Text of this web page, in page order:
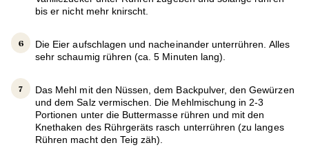
bis er nicht mehr knirscht.
Die Eier aufschlagen und nacheinander unterrühren. Alles
sehr schaumig rühren (ca. 5 Minuten lang).
Das Mehl mit den Nüssen, dem Backpulver, den Gewürzen
und dem Salz vermischen. Die Mehlmischung in 2-3
Portionen unter die Buttermasse rühren und mit den
Knethaken des Rührgeräts rasch unterrühren (zu langes
Rühren macht den Teig zäh).